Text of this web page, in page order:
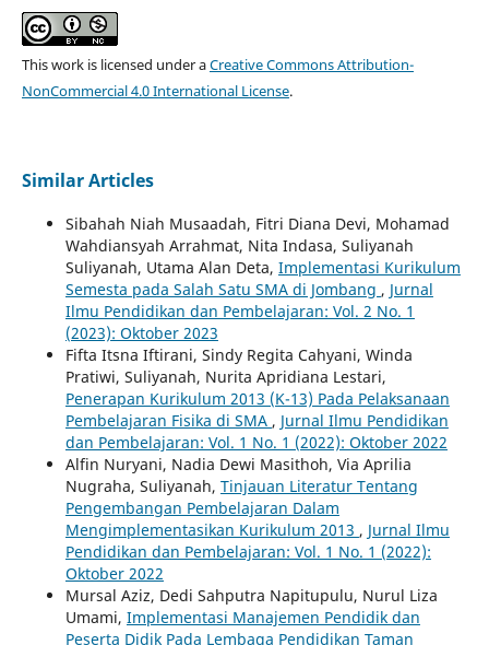
This work is licensed under aCreative Commons Attribution-
NonCommercial 4.0 International License.
Similar Articles
Sibahah Niah Musaadah, Fitri Diana Devi, Mohamad
Wahdiansyah Arrahmat, Nita Indasa, Suliyanah
Suliyanah, Utama Alan Deta, Implementasi Kurikulum
Semesta pada Salah Satu SMA di Jombang , Jurnal
Ilmu Pendidikan dan Pembelajaran: Vol. 2 No. 1
(2023): Oktober 2023
Fifta Itsna Iftirani, Sindy Regita Cahyani, Winda
Pratiwi, Suliyanah, Nurita Apridiana Lestari,
Penerapan Kurikulum 2013 (K-13) Pada Pelaksanaan
Pembelajaran Fisika di SMA , Jurnal Ilmu Pendidikan
dan Pembelajaran: Vol. 1 No. 1 (2022): Oktober 2022
Alfin Nuryani, Nadia Dewi Masithoh, Via Aprilia
Nugraha, Suliyanah, Tinjauan Literatur Tentang
Pengembangan Pembelajaran Dalam
Mengimplementasikan Kurikulum 2013 , Jurnal Ilmu
Pendidikan dan Pembelajaran: Vol. 1 No. 1 (2022):
Oktober 2022
Mursal Aziz, Dedi Sahputra Napitupulu, Nurul Liza
Umami, Implementasi Manajemen Pendidik dan
Peserta Didik Pada Lembaga Pendidikan Taman